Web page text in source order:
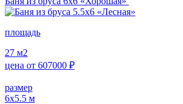
площадь
27 м2
цена от 607000 ₽
размер
6х5.5 м